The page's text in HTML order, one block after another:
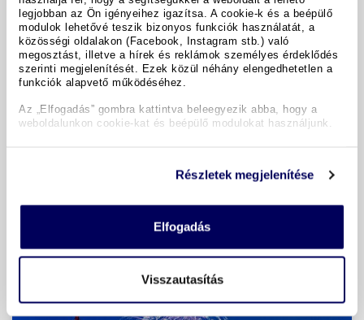
legjobban az Ön igényeihez igazítsa. A cookie-k és a beépülő
modulok lehetővé teszik bizonyos funkciók használatát, a
közösségi oldalakon (Facebook, Instagram stb.) való
megosztást, illetve a hírek és reklámok személyes érdeklődés
szerinti megjelenítését. Ezek közül néhány elengedhetetlen a
funkciók alapvető működéséhez.
Az „Elfogadás” gombra kattintva beleegyezik abba, hogy a
weboldalunkon cookie-kat és beépülő modulokat használjunk.
Részletek megjelenítése
Elfogadás
Visszautasítás
Bécs
egyágyas szoba (még elérhető)
854 490 Ft Tovább
vissza
Utazási kód:9835208